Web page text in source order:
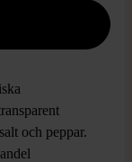
och peppar.